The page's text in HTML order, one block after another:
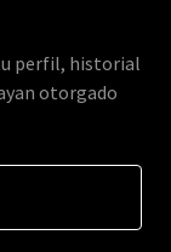
perfil, historial
otorgado